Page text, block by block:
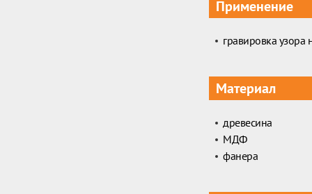
Применение
гравировка узора
Материал
древесина
МДФ
фанера